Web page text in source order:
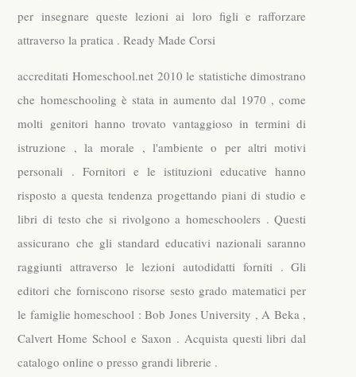
per insegnare queste lezioni ai loro figli e rafforzare
attraverso la pratica . Ready Made Corsi
accreditati Homeschool.net 2010 le statistiche dimostrano
che homeschooling è stata in aumento dal 1970 , come
molti genitori hanno trovato vantaggioso in termini di
istruzione , la morale , l'ambiente o per altri motivi
personali . Fornitori e le istituzioni educative hanno
risposto a questa tendenza progettando piani di studio e
libri di testo che si rivolgono a homeschoolers . Questi
assicurano che gli standard educativi nazionali saranno
raggiunti attraverso le lezioni autodidatti forniti . Gli
editori che forniscono risorse sesto grado matematici per
le famiglie homeschool : Bob Jones University , A Beka ,
Calvert Home School e Saxon . Acquista questi libri dal
catalogo online o presso grandi librerie .